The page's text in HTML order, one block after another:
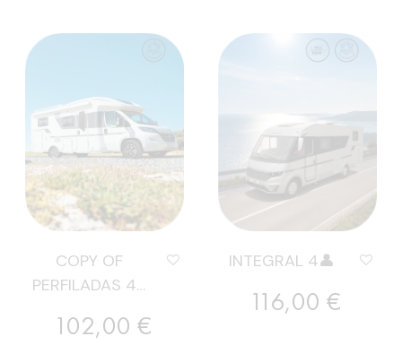
COPY OF
PERFILADAS 4+
Preu
102,00 €
INTEGRAL 4👤
Preu
116,00 €